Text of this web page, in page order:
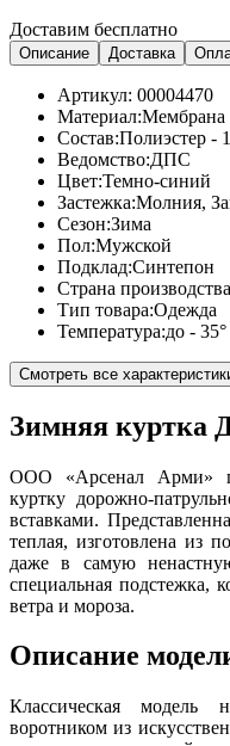
Доставим бесплатно
Описание Доставка
Артикул: 00004470
Материал:Мембрана
Состав:Полиэстер -
Ведомство:ДПС
Цвет:Темно-синий
Застежка:Молния,
Сезон:Зима
Пол:Мужской
Подклад:Синтепон
Страна
Тип товара:Одежда
Температура:до - 35°
Смотреть все
Зимняя куртка
ООО «Арсенал Арми»
куртку дорожно-
вставками.
теплая, изготовлена из
даже в самую
специальная подстежка,
ветра и мороза.
Описание
Классическая
воротником из